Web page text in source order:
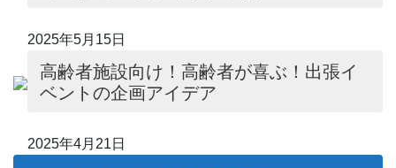
2025年5月15日
高齢者施設向け！高齢者が喜ぶ！出張イ
ベントの企画アイデア
2025年4月21日